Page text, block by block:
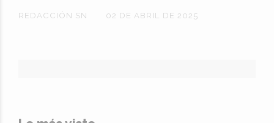
REDACCIÓN SN 02 DE ABRIL DE 2025